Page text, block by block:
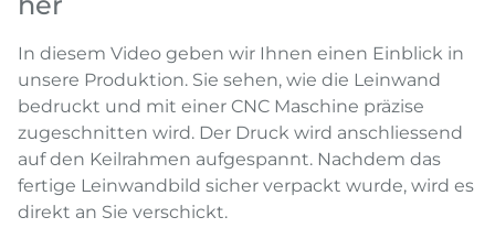
In diesem Video geben wir Ihnen einen Einblick in
unsere Produktion. Sie sehen, wie die Leinwand
bedruckt und mit einer CNC Maschine präzise
zugeschnitten wird. Der Druck wird anschliessend
auf den Keilrahmen aufgespannt. Nachdem das
fertige Leinwandbild sicher verpackt wurde, wird es
direkt an Sie verschickt.